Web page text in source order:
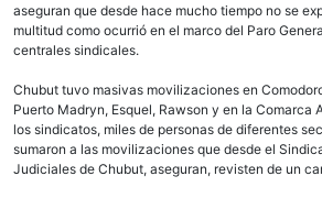
aseguran que desde hace mucho tiempo no se
multitud como ocurrió en el marco del Paro
centrales sindicales.
Chubut tuvo masivas movilizaciones en
Puerto Madryn, Esquel, Rawson y en la Comarca
los sindicatos, miles de personas de diferentes
sumaron a las movilizaciones que desde el
Judiciales de Chubut, aseguran, revisten de un